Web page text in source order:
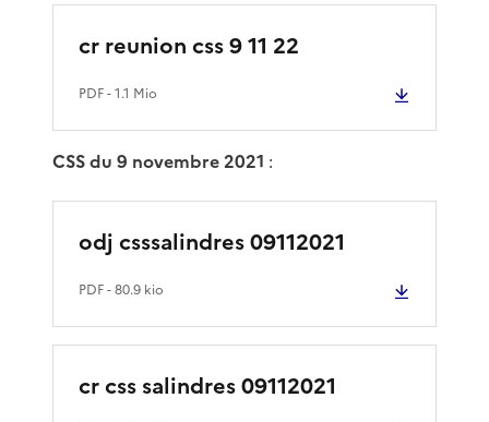
cr reunion css 9 11 22
PDF- 1.1 Mio
CSS du 9 novembre 2021 :
odj csssalindres 09112021
PDF- 80.9 kio
cr css salindres 09112021